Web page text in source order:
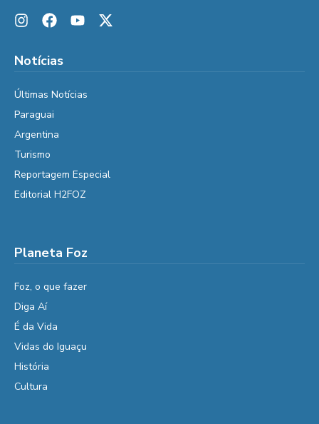
Notícias
Últimas Notícias
Paraguai
Argentina
Turismo
Reportagem Especial
Editorial H2FOZ
Planeta Foz
Foz, o que fazer
Diga Aí
É da Vida
Vidas do Iguaçu
História
Cultura